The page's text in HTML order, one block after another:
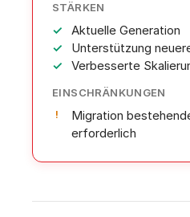
STÄRKEN
Aktuelle Generation
Unterstützung
Verbesserte
EINSCHRÄNKUNGEN
Migration
erforderlich